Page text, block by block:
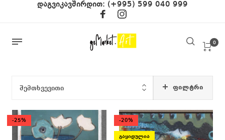
დაგვიკავშირდით: (+995) 599 040 999
0
შემთხვევითი ᲤᲘᲚᲢᲠᲘ
-25% -20%
გაყიდულია